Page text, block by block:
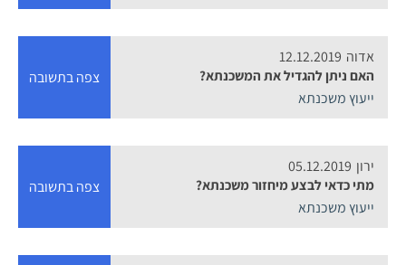
אדוה 12.12.2019
האם ניתן להגדיל את המשכנתא?
ייעוץ משכנתא
צפה בתשובה
ירון 05.12.2019
מתי כדאי לבצע מיחזור משכנתא?
ייעוץ משכנתא
צפה בתשובה